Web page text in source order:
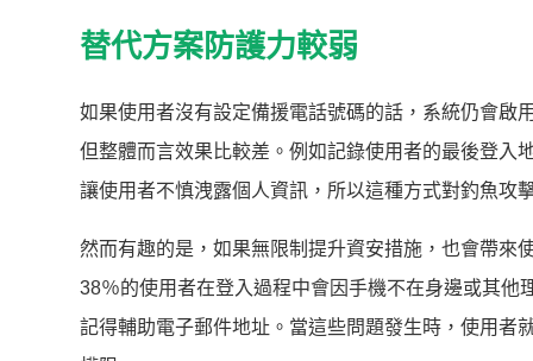
替代方案防護力較弱
如果使用者沒有設定備援電話號碼的話，系統仍會啟
但整體而言效果比較差。例如記錄使用者的最後登入
讓使用者不慎洩露個人資訊，所以這種方式對釣魚攻
然而有趣的是，如果無限制提升資安措施，也會帶來
38％的使用者在登入過程中會因手機不在身邊或其
記得輔助電子郵件地址。當這些問題發生時，使用者